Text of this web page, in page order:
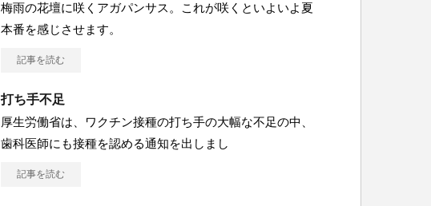
梅雨の花壇に咲くアガパンサス。これが咲くといよいよ夏
本番を感じさせます。
記事を読む
打ち手不足
厚生労働省は、ワクチン接種の打ち手の大幅な不足の中、
歯科医師にも接種を認める通知を出しまし
記事を読む